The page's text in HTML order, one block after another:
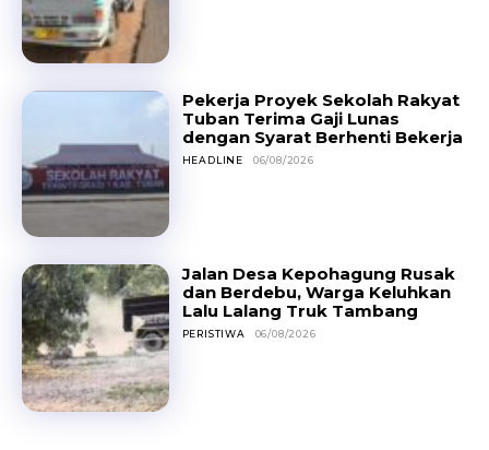
Pekerja Proyek Sekolah Rakyat
Tuban Terima Gaji Lunas
dengan Syarat Berhenti Bekerja
HEADLINE 06/08/2026
Jalan Desa Kepohagung Rusak
dan Berdebu, Warga Keluhkan
Lalu Lalang Truk Tambang
PERISTIWA 06/08/2026